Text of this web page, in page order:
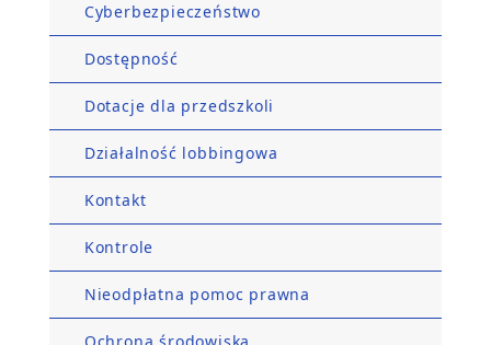
Cyberbezpieczeństwo
Dostępność
Dotacje dla przedszkoli
Działalność lobbingowa
Kontakt
Kontrole
Nieodpłatna pomoc prawna